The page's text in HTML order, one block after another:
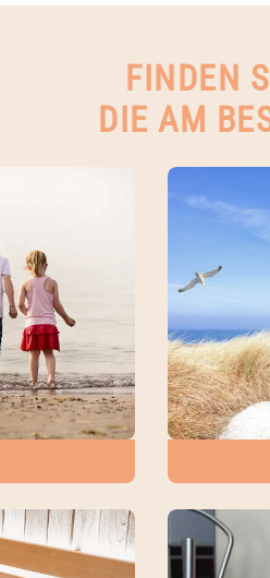
FINDEN
DIE AM